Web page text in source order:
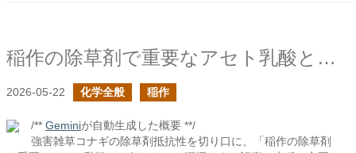
稲作の除草剤で重要なアセト乳酸とは何か？
2026-05-22 化学全般 稲作
/** Geminiが自動生成した概要 **/
強害雑草コナギの除草剤抵抗性を切り口に、「稲作の除草剤